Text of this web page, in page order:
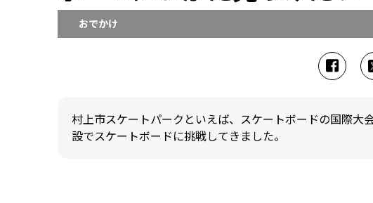
おでかけ
村上市スケートパークといえば、スケートボードの国際大
設でスケートボードに挑戦してきました。